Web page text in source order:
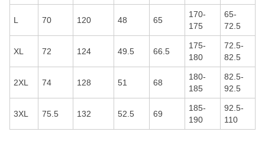
L 70 120 48 65
170-
175
65-
72.5
XL 72 124 49.5 66.5
175-
180
72.5-
82.5
2XL 74 128 51 68
180-
185
82.5-
92.5
3XL 75.5 132 52.5 69
185-
190
92.5-
110